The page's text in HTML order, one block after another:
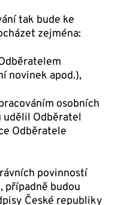
tak bude ke
zejména:
novinek apod.),
osobních
udělil Odběratel
Odběratele
povinností
případně budou
České republiky